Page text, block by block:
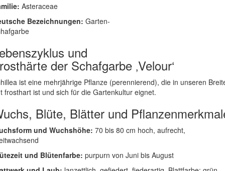
Asteraceae
Bezeichnungen: Garten-
und
der Schafgarbe ‚Velour‘
ist eine mehrjährige Pflanze (perennierend), die in unseren
frosthart ist und sich für die Gartenkultur eignet.
Blüte, Blätter und
und Wuchshöhe: 70 bis 80 cm hoch, aufrecht,
und Blütenfarbe: purpurn von Juni bis August